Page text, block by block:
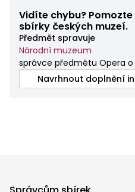
Vidíte chybu?
sbírky českých muzeí.
Předmět spravuje
Národní muzeum
správce předmětu Opera o
Navrhnout doplnění